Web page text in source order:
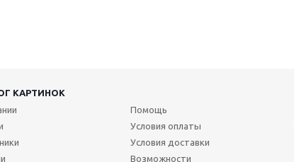
КАРТИНОК
Помощь
Условия оплаты
Условия доставки
Возможности